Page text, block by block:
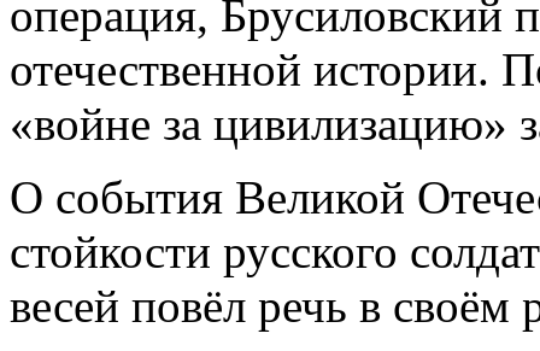
операция, Брусиловский
отечественной истории.
«войне за цивилизацию»
О события Великой
стойкости русского
весей повёл речь в своём